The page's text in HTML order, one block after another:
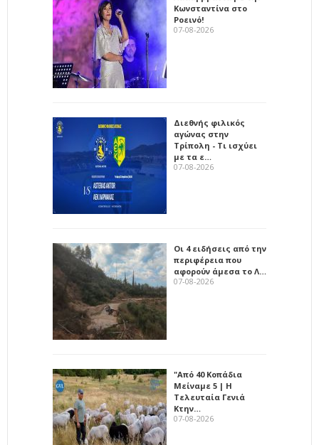
Κωνσταντίνα στο
Ροεινό!
07-08-2026
Διεθνής φιλικός
αγώνας στην
Τρίπολη - Τι ισχύει
με τα ε…
07-08-2026
Οι 4 ειδήσεις από την
περιφέρεια που
αφορούν άμεσα το Λ…
07-08-2026
"Από 40 Κοπάδια
Μείναμε 5 | Η
Τελευταία Γενιά
Κτην…
07-08-2026